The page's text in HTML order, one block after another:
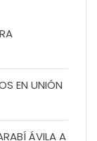
EN UNIÓN
ÁVILA A